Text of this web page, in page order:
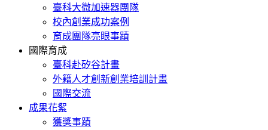
臺科大微加速器團隊
校內創業成功案例
育成團隊亮眼事蹟
國際育成
臺科赴矽谷計畫
外籍人才創新創業培訓計畫
國際交流
成果花絮
獲獎事蹟